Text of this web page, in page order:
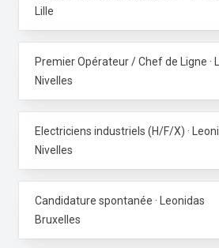
Lille
Premier Opérateur / Chef de Ligne ·
Nivelles
Electriciens industriels (H/F/X) ·
Nivelles
Candidature spontanée · Leonidas
Bruxelles